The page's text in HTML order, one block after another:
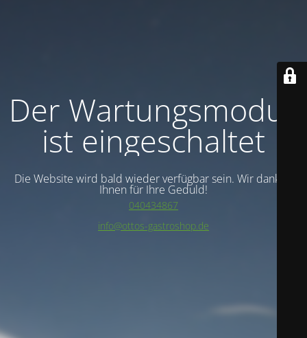
Der Wartungsmodus
ist eingeschaltet
Die Website wird bald wieder verfügbar sein. Wir danken
Ihnen für Ihre Geduld!
040434867
info@ottos-gastroshop.de